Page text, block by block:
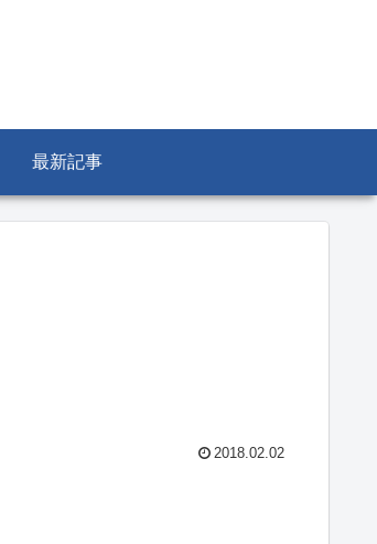
最新記事
2018.02.02